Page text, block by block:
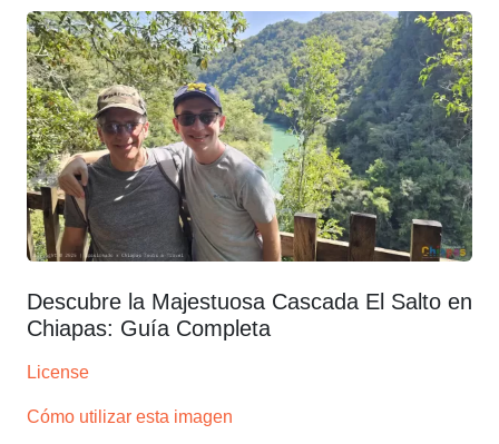
Descubre la Majestuosa Cascada El Salto en
Chiapas: Guía Completa
License
Cómo utilizar esta imagen